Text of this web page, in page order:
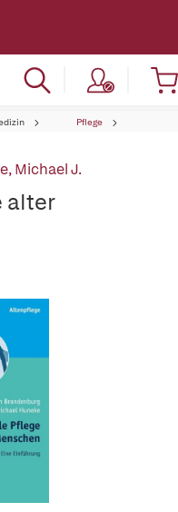
Pflege
Michael J.
alter